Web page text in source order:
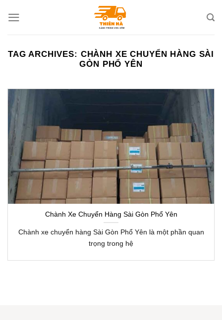
TAG ARCHIVES: CHÀNH XE CHUYỂN HÀNG SÀI
GÒN PHỔ YÊN
Chành Xe Chuyển Hàng Sài Gòn Phổ Yên
Chành xe chuyển hàng Sài Gòn Phổ Yên là một phần quan
trọng trong hệ